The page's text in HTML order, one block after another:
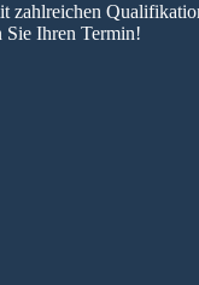
Sie Ihren Termin!